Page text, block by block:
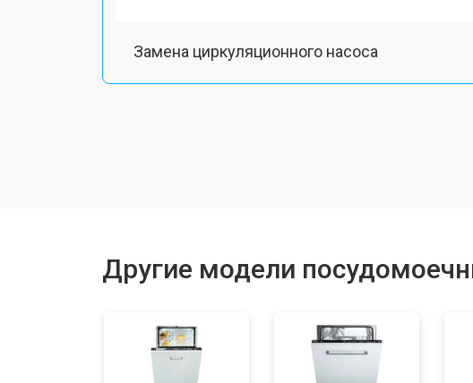
Замена циркуляционного насоса
Ремонт или замена петли двери
Другие модели